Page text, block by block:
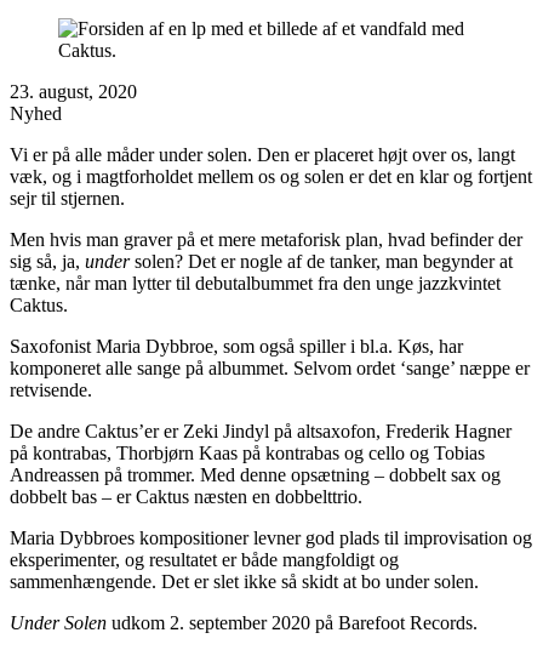
23. august, 2020
Nyhed
Vi er på alle måder under solen. Den er placeret højt over os, langt
væk, og i magtforholdet mellem os og solen er det en klar og fortjent
sejr til stjernen.
Men hvis man graver på et mere metaforisk plan, hvad befinder der
sig så, ja, undersolen? Det er nogle af de tanker, man begynder at
tænke, når man lytter til debutalbummet fra den unge jazzkvintet
Caktus.
Saxofonist Maria Dybbroe, som også spiller i bl.a. Køs, har
komponeret alle sange på albummet. Selvom ordet ‘sange’ næppe er
retvisende.
De andre Caktus’er er Zeki Jindyl på altsaxofon, Frederik Hagner
på kontrabas, Thorbjørn Kaas på kontrabas og cello og Tobias
Andreassen på trommer. Med denne opsætning – dobbelt sax og
dobbelt bas – er Caktus næsten en dobbelttrio.
Maria Dybbroes kompositioner levner god plads til improvisation og
eksperimenter, og resultatet er både mangfoldigt og
sammenhængende. Det er slet ikke så skidt at bo under solen.
Under Solen udkom 2. september 2020 på Barefoot Records.